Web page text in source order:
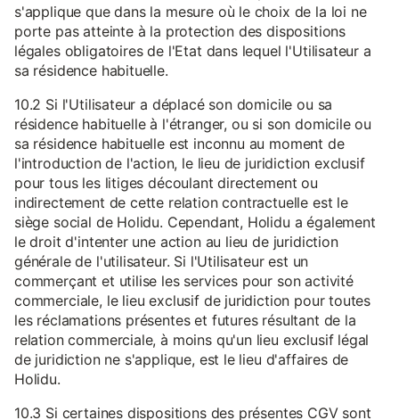
s'applique que dans la mesure où le choix de la loi ne
porte pas atteinte à la protection des dispositions
légales obligatoires de l'Etat dans lequel l'Utilisateur a
sa résidence habituelle.
10.2 Si l'Utilisateur a déplacé son domicile ou sa
résidence habituelle à l'étranger, ou si son domicile ou
sa résidence habituelle est inconnu au moment de
l'introduction de l'action, le lieu de juridiction exclusif
pour tous les litiges découlant directement ou
indirectement de cette relation contractuelle est le
siège social de Holidu. Cependant, Holidu a également
le droit d'intenter une action au lieu de juridiction
générale de l'utilisateur. Si l'Utilisateur est un
commerçant et utilise les services pour son activité
commerciale, le lieu exclusif de juridiction pour toutes
les réclamations présentes et futures résultant de la
relation commerciale, à moins qu'un lieu exclusif légal
de juridiction ne s'applique, est le lieu d'affaires de
Holidu.
10.3 Si certaines dispositions des présentes CGV sont